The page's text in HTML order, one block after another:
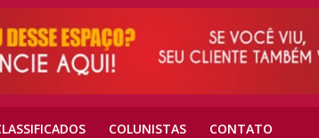
COLUNISTAS CONTATO